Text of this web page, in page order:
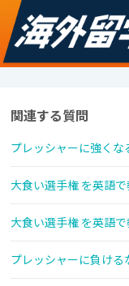
関連する質問
プレッシャーに強くな
大食い選手権 を英語で
大食い選手権 を英語で
プレッシャーに負ける